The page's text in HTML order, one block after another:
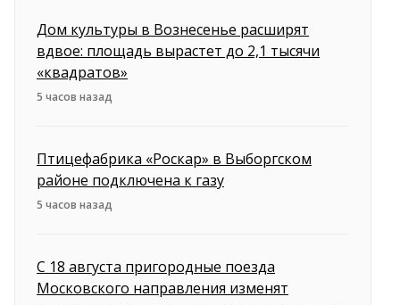
Дом культуры в Вознесенье расширят
вдвое: площадь вырастет до 2,1 тысячи
«квадратов»
5 часов назад
Птицефабрика «Роскар» в Выборгском
районе подключена к газу
5 часов назад
С 18 августа пригородные поезда
Московского направления изменят